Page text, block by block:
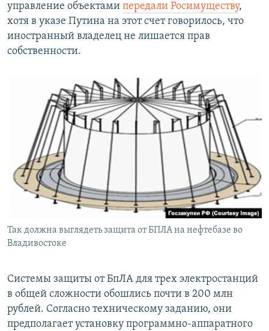
управление объектами передали Росимуществу,
хотя в указе Путина на этот счет говорилось, что
иностранный владелец не лишается прав
собственности.
Так должна выглядеть защита от БПЛА на нефтебазе во
Владивостоке
Системы защиты от БпЛА для трех электростанций
в общей сложности обошлись почти в 200 млн
рублей. Согласно техническому заданию, они
предполагает установку программно-аппаратного